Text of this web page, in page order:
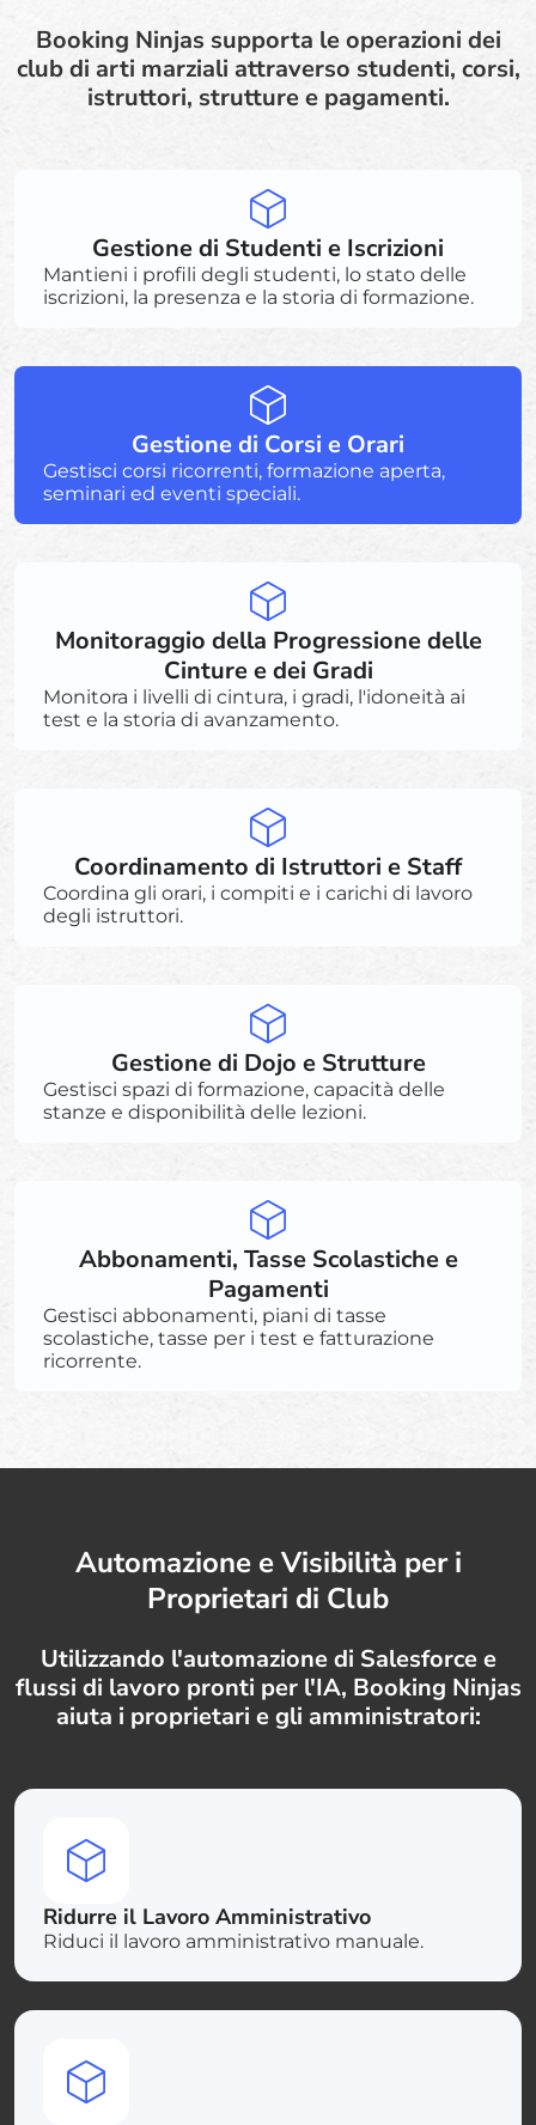
Booking Ninjas supporta le operazioni dei
club di arti marziali attraverso studenti, corsi,
istruttori, strutture e pagamenti.
Gestione di Studenti e Iscrizioni
Mantieni i profili degli studenti, lo stato delle
iscrizioni, la presenza e la storia di formazione.
Gestione di Corsi e Orari
Gestisci corsi ricorrenti, formazione aperta,
seminari ed eventi speciali.
Monitoraggio della Progressione delle
Cinture e dei Gradi
Monitora i livelli di cintura, i gradi, l'idoneità ai
test e la storia di avanzamento.
Coordinamento di Istruttori e Staff
Coordina gli orari, i compiti e i carichi di lavoro
degli istruttori.
Gestione di Dojo e Strutture
Gestisci spazi di formazione, capacità delle
stanze e disponibilità delle lezioni.
Abbonamenti, Tasse Scolastiche e
Pagamenti
Gestisci abbonamenti, piani di tasse
scolastiche, tasse per i test e fatturazione
ricorrente.
Automazione e Visibilità per i
Proprietari di Club
Utilizzando l'automazione di Salesforce e
flussi di lavoro pronti per l'IA, Booking Ninjas
aiuta i proprietari e gli amministratori:
Ridurre il Lavoro Amministrativo
Riduci il lavoro amministrativo manuale.